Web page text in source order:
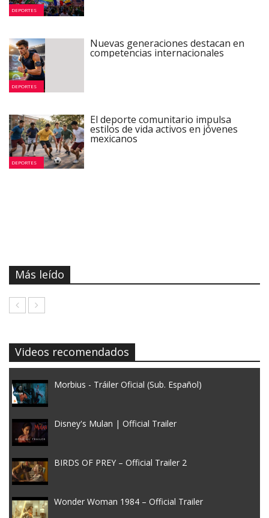
DEPORTES
DEPORTES
Nuevas generaciones destacan en
competencias internacionales
DEPORTES
El deporte comunitario impulsa
estilos de vida activos en jóvenes
mexicanos
Más leído
Videos recomendados
Morbius - Tráiler Oficial (Sub. Español)
Disney's Mulan | Official Trailer
BIRDS OF PREY – Official Trailer 2
Wonder Woman 1984 – Official Trailer